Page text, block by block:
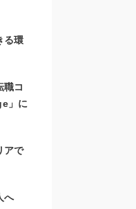
る環
コ
」に
アで
へ